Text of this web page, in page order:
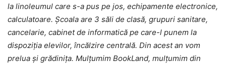
la linoleumul care s-a pus pe jos, echipamente electronice,
calculatoare. Școala are 3 săli de clasă, grupuri sanitare,
cancelarie, cabinet de informatică pe care-l punem la
dispoziția elevilor, încălzire centrală. Din acest an vom
prelua și grădinița. Mulțumim BookLand, mulțumim din